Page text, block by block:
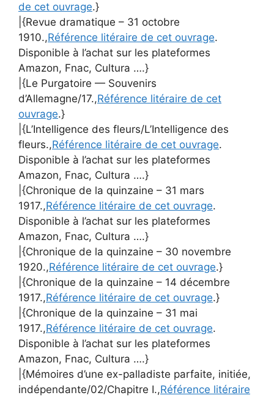
de cet ouvrage.}
|{Revue dramatique – 31 octobre
1910.,Référence litéraire de cet ouvrage.
Disponible à l’achat sur les plateformes
Amazon, Fnac, Cultura ….}
|{Le Purgatoire — Souvenirs
d’Allemagne/17.,Référence litéraire de cet
ouvrage.}
|{L’Intelligence des fleurs/L’Intelligence des
fleurs.,Référence litéraire de cet ouvrage.
Disponible à l’achat sur les plateformes
Amazon, Fnac, Cultura ….}
|{Chronique de la quinzaine – 31 mars
1917.,Référence litéraire de cet ouvrage.
Disponible à l’achat sur les plateformes
Amazon, Fnac, Cultura ….}
|{Chronique de la quinzaine – 30 novembre
1920.,Référence litéraire de cet ouvrage.}
|{Chronique de la quinzaine – 14 décembre
1917.,Référence litéraire de cet ouvrage.}
|{Chronique de la quinzaine – 31 mai
1917.,Référence litéraire de cet ouvrage.
Disponible à l’achat sur les plateformes
Amazon, Fnac, Cultura ….}
|{Mémoires d’une ex-palladiste parfaite, initiée,
indépendante/02/Chapitre I.,Référence litéraire